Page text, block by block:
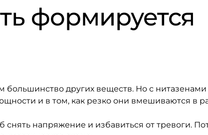
формируется
других веществ. Но с нитазенами
и в том, как резко они вмешиваются в
снять напряжение и избавиться от тревоги.